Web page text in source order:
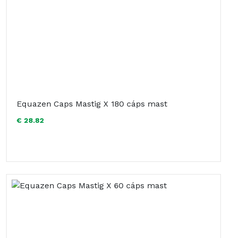
Equazen Caps Mastig X 180 cáps mast
€ 28.82